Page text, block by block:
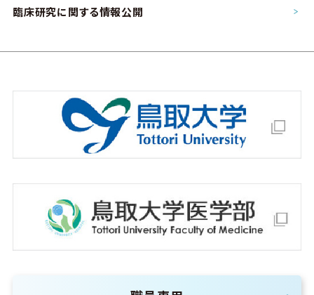
臨床研究に関する情報公開